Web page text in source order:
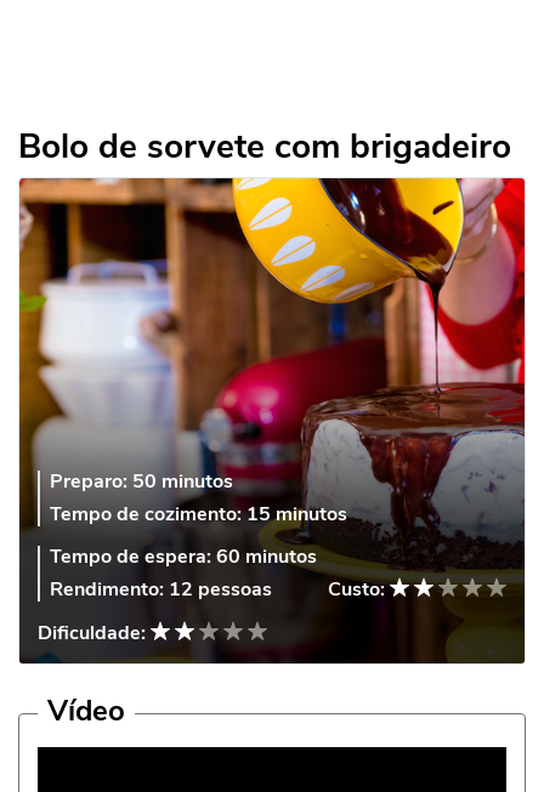
Bolo de sorvete com brigadeiro
Preparo: 50 minutos
Tempo de cozimento:15 minutos
Tempo de espera:60 minutos
Rendimento: 12 pessoas
Custo:
Dificuldade:
Vídeo